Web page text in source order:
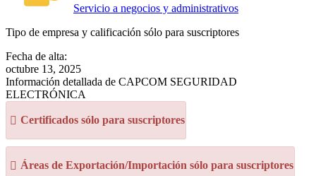
Servicio a negocios y administrativos
Tipo de empresa y calificación sólo para suscriptores
Fecha de alta:
octubre 13, 2025
Información detallada de CAPCOM SEGURIDAD
ELECTRÓNICA
Certificados sólo para suscriptores
Áreas de Exportación/Importación sólo para suscriptores